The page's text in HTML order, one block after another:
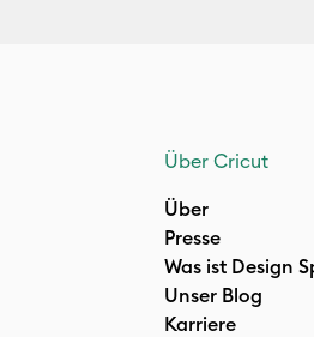
Über Cricut
Über
Presse
Was ist Design
Unser Blog
Karriere